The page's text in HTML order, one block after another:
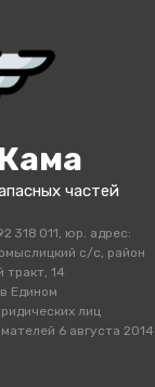
частей
318 011, юр. адрес:
с/с, район
тракт, 14
Едином
лиц
6 августа 2014